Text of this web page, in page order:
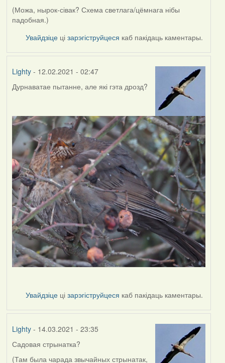
(Можа, нырок-сівак? Схема светлага/цёмнага нібы
падобная.)
Увайдзіце цізарэгіструйцеся каб пакідаць каментары.
Lighty- 12.02.2021 - 02:47
Дурнаватае пытанне, але які гэта дрозд?
Увайдзіце цізарэгіструйцеся каб пакідаць каментары.
Lighty- 14.03.2021 - 23:35
Садовая стрынатка?
(Там была чарада звычайных стрынатак,